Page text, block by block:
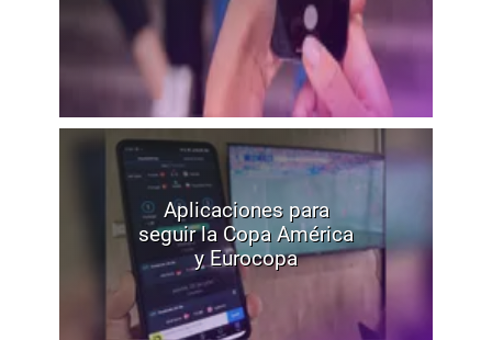
Aplicaciones para
seguir la Copa América
y Eurocopa